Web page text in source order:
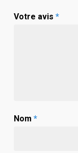
Votre avis *
Nom *